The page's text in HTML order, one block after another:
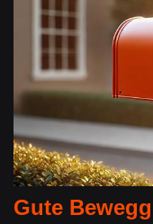
Gute